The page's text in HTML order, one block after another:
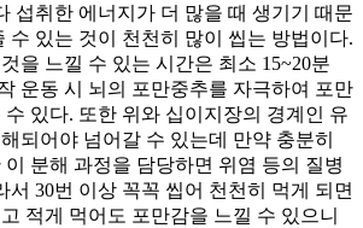
섭취한 에너지가 더 많을 때 생기기 때문
수 있는 것이 천천히 많이 씹는 방법이다.
을 느낄 수 있는 시간은 최소 15~20분
운동 시 뇌의 포만중추를 자극하여 포만
있다. 또한 위와 십이지장의 경계인 유
되어야 넘어갈 수 있는데 만약 충분히
분해 과정을 담당하면 위염 등의 질병
서 30번 이상 꼭꼭 씹어 천천히 먹게 되면
적게 먹어도 포만감을 느낄 수 있으니